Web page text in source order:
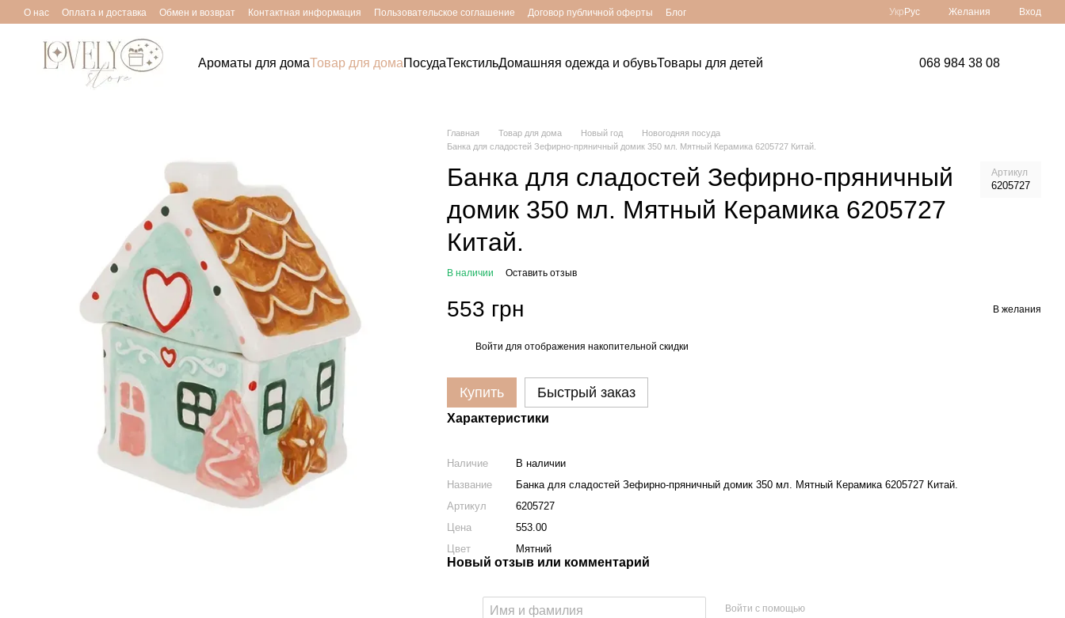
Перейти к основному контенту
О нас Оплата и доставка Обмен и возврат Контактная информация Пользовательское соглашение Договор публичной оферты Блог Укр Рус Желания Вход
Ароматы для домаТовар для домаПосудаТекстильДомашняя одежда и обувьТовары для детей 068 984 38 08
Главная Товар для дома Новый год
Новогодняя посуда
Банка для сладостей Зефирно-пряничный домик 350 мл. Мятный Керамика 6205727 Китай.
Банка для сладостей Зефирно-пряничный
домик 350 мл. Мятный Керамика 6205727
Китай.
Артикул
6205727
В наличии Оставить отзыв
553 грн В желания
Войти для отображения накопительной скидки
Купить Быстрый заказ
Характеристики
Наличие
В наличии
Название
Банка для сладостей Зефирно-пряничный домик 350 мл. Мятный Керамика 6205727 Китай.
Артикул
6205727
Цена
553.00
Цвет
Мятний
Новый отзыв или комментарий
Войти с помощью